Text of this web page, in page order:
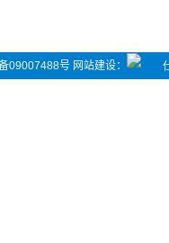
09007488号 网站建设：